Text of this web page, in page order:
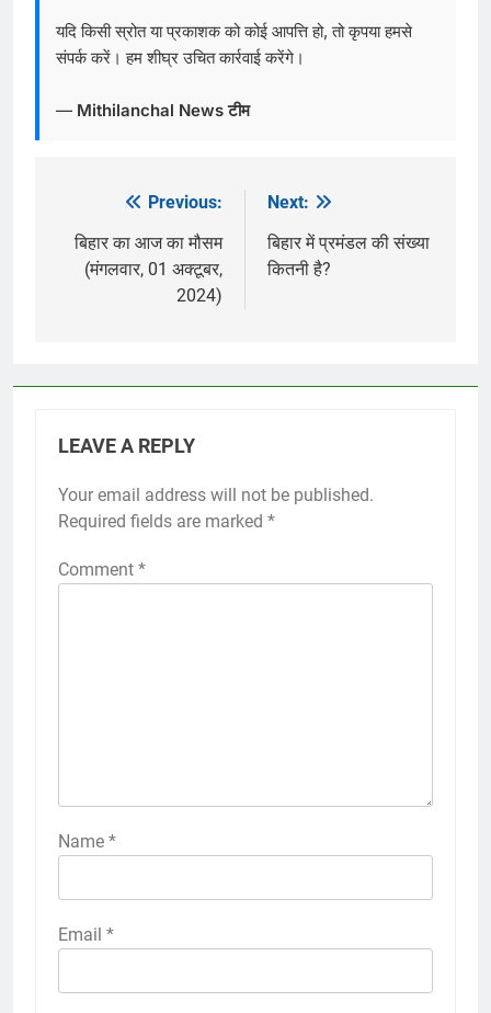
यदि किसी स्रोत या प्रकाशक को कोई आपत्ति हो, तो कृपया हमसे
संपर्क करें। हम शीघ्र उचित कार्रवाई करेंगे।
— Mithilanchal News टीम
navigation
Previous:
बिहार का आज का मौसम
(मंगलवार, 01 अक्टूबर,
2024)
Next:
बिहार में प्रमंडल की संख्या
कितनी है?
LEAVE A REPLY
Your email address will not be published.
Required fields are marked *
Comment *
Name *
Email *